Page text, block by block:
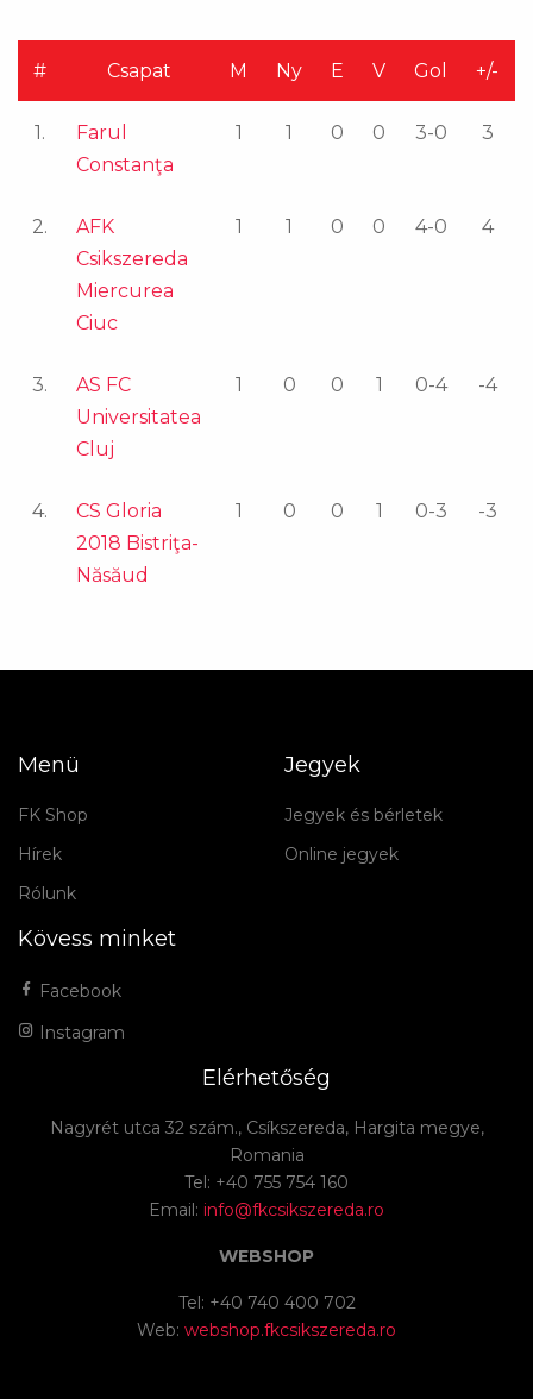
# Csapat M Ny E V Gol +/-
1.
Farul
Constanţa
1 1 0 0 3-0 3
2.
AFK
Csikszereda
Miercurea
Ciuc
1 1 0 0 4-0 4
3.
AS FC
Universitatea
Cluj
1 0 0 1 0-4 -4
4.
CS Gloria
2018 Bistriţa-
Năsăud
1 0 0 1 0-3 -3
Menü
FK Shop
Hírek
Rólunk
Jegyek
Jegyek és bérletek
Online jegyek
Kövess minket
Facebook
Instagram
Elérhetőség
Nagyrét utca 32 szám., Csíkszereda, Hargita megye,
Romania
Tel: +40 755 754 160
Email: info@fkcsikszereda.ro
WEBSHOP
Tel: +40 740 400 702
Web: webshop.fkcsikszereda.ro